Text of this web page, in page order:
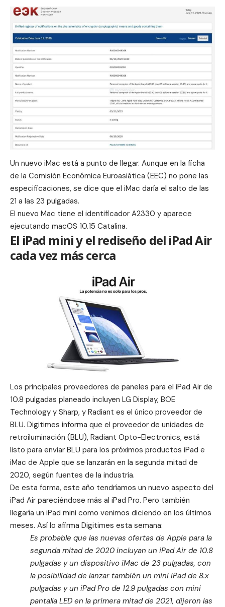
Un nuevo iMac está a punto de llegar. Aunque en la ficha
de la Comisión Económica Euroasiática (EEC) no pone las
especificaciones, se dice que el iMac daría el salto de las
21 a las 23 pulgadas.
El nuevo Mac tiene el identificador A2330 y aparece
ejecutando macOS 10.15 Catalina.
El iPad mini y el rediseño del iPad Air
cada vez más cerca
Los principales proveedores de paneles para el ‌iPad‌ Air de
10.8 pulgadas planeado incluyen LG Display, BOE
Technology y Sharp, y Radiant es el único proveedor de
BLU. Digitimes informa que el proveedor de unidades de
retroiluminación (BLU), Radiant Opto-Electronics, está
listo para enviar BLU para los próximos productos iPad e
iMac de Apple que se lanzarán en la segunda mitad de
2020, según fuentes de la industria.
De esta forma, este año tendríamos un nuevo aspecto del
iPad Air pareciéndose más al iPad Pro. Pero también
llegaría un iPad mini como venimos diciendo en los últimos
meses. Así lo afirma Digitimes esta semana:
Es probable que las nuevas ofertas de Apple para la
segunda mitad de 2020 incluyan un ‌iPad‌ Air de 10.8
pulgadas y un dispositivo ‌iMac‌ de 23 pulgadas, con
la posibilidad de lanzar también un mini ‌iPad‌ de 8.x
pulgadas y un iPad Pro de 12.9 pulgadas con mini
pantalla LED en la primera mitad de 2021, dijeron las